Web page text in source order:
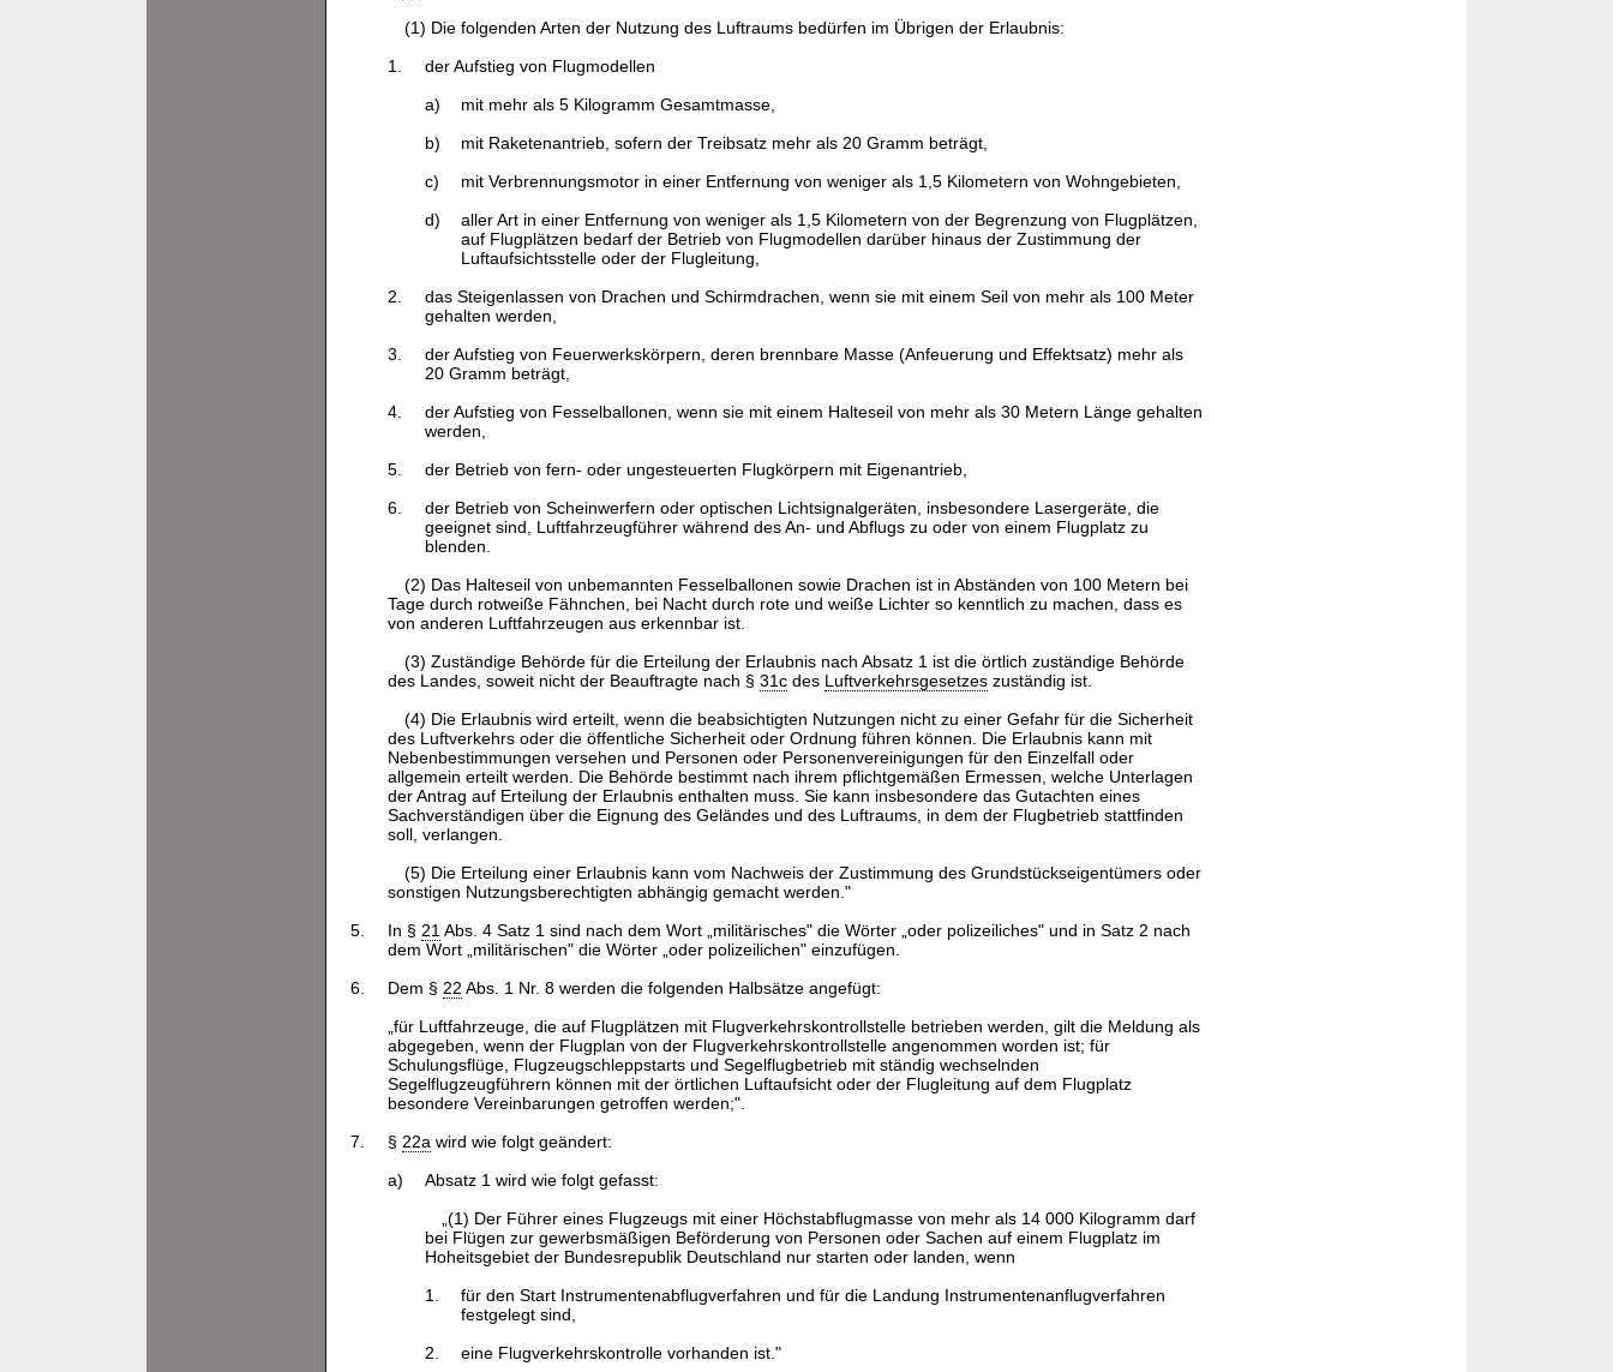
(1) Die folgenden Arten der Nutzung des Luftraums bedürfen im Übrigen der Erlaubnis:
1.
der Aufstieg von Flugmodellen
a)
mit mehr als 5 Kilogramm Gesamtmasse,
b)
mit Raketenantrieb, sofern der Treibsatz mehr als 20 Gramm beträgt,
c)
mit Verbrennungsmotor in einer Entfernung von weniger als 1,5 Kilometern von Wohngebieten,
d)
aller Art in einer Entfernung von weniger als 1,5 Kilometern von der Begrenzung von Flugplätzen,
auf Flugplätzen bedarf der Betrieb von Flugmodellen darüber hinaus der Zustimmung der
Luftaufsichtsstelle oder der Flugleitung,
2.
das Steigenlassen von Drachen und Schirmdrachen, wenn sie mit einem Seil von mehr als 100 Meter
gehalten werden,
3.
der Aufstieg von Feuerwerkskörpern, deren brennbare Masse (Anfeuerung und Effektsatz) mehr als
20 Gramm beträgt,
4.
der Aufstieg von Fesselballonen, wenn sie mit einem Halteseil von mehr als 30 Metern Länge gehalten
werden,
5.
der Betrieb von fern- oder ungesteuerten Flugkörpern mit Eigenantrieb,
6.
der Betrieb von Scheinwerfern oder optischen Lichtsignalgeräten, insbesondere Lasergeräte, die
geeignet sind, Luftfahrzeugführer während des An- und Abflugs zu oder von einem Flugplatz zu
blenden.
(2) Das Halteseil von unbemannten Fesselballonen sowie Drachen ist in Abständen von 100 Metern bei
Tage durch rotweiße Fähnchen, bei Nacht durch rote und weiße Lichter so kenntlich zu machen, dass es
von anderen Luftfahrzeugen aus erkennbar ist.
(3) Zuständige Behörde für die Erteilung der Erlaubnis nach Absatz 1 ist die örtlich zuständige Behörde
des Landes, soweit nicht der Beauftragte nach § 31cdes Luftverkehrsgesetzeszuständig ist.
(4) Die Erlaubnis wird erteilt, wenn die beabsichtigten Nutzungen nicht zu einer Gefahr für die Sicherheit
des Luftverkehrs oder die öffentliche Sicherheit oder Ordnung führen können. Die Erlaubnis kann mit
Nebenbestimmungen versehen und Personen oder Personenvereinigungen für den Einzelfall oder
allgemein erteilt werden. Die Behörde bestimmt nach ihrem pflichtgemäßen Ermessen, welche Unterlagen
der Antrag auf Erteilung der Erlaubnis enthalten muss. Sie kann insbesondere das Gutachten eines
Sachverständigen über die Eignung des Geländes und des Luftraums, in dem der Flugbetrieb stattfinden
soll, verlangen.
(5) Die Erteilung einer Erlaubnis kann vom Nachweis der Zustimmung des Grundstückseigentümers oder
sonstigen Nutzungsberechtigten abhängig gemacht werden."
5.
In § 21 Abs. 4 Satz 1 sind nach dem Wort „militärisches" die Wörter „oder polizeiliches" und in Satz 2 nach
dem Wort „militärischen" die Wörter „oder polizeilichen" einzufügen.
6.
Dem § 22 Abs. 1 Nr. 8 werden die folgenden Halbsätze angefügt:
„für Luftfahrzeuge, die auf Flugplätzen mit Flugverkehrskontrollstelle betrieben werden, gilt die Meldung als
abgegeben, wenn der Flugplan von der Flugverkehrskontrollstelle angenommen worden ist; für
Schulungsflüge, Flugzeugschleppstarts und Segelflugbetrieb mit ständig wechselnden
Segelflugzeugführern können mit der örtlichen Luftaufsicht oder der Flugleitung auf dem Flugplatz
besondere Vereinbarungen getroffen werden;".
7.
§ 22a wird wie folgt geändert:
a)
Absatz 1 wird wie folgt gefasst:
„(1) Der Führer eines Flugzeugs mit einer Höchstabflugmasse von mehr als 14 000 Kilogramm darf
bei Flügen zur gewerbsmäßigen Beförderung von Personen oder Sachen auf einem Flugplatz im
Hoheitsgebiet der Bundesrepublik Deutschland nur starten oder landen, wenn
1.
für den Start Instrumentenabflugverfahren und für die Landung Instrumentenanflugverfahren
festgelegt sind,
2.
eine Flugverkehrskontrolle vorhanden ist."